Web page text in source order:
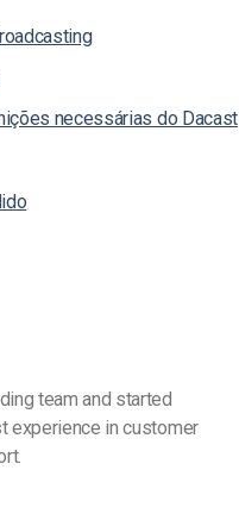
necessárias do Dacast
team and started
experience in customer